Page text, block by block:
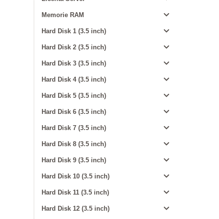
Memorie RAM
Hard Disk 1 (3.5 inch)
Hard Disk 2 (3.5 inch)
Hard Disk 3 (3.5 inch)
Hard Disk 4 (3.5 inch)
Hard Disk 5 (3.5 inch)
Hard Disk 6 (3.5 inch)
Hard Disk 7 (3.5 inch)
Hard Disk 8 (3.5 inch)
Hard Disk 9 (3.5 inch)
Hard Disk 10 (3.5 inch)
Hard Disk 11 (3.5 inch)
Hard Disk 12 (3.5 inch)